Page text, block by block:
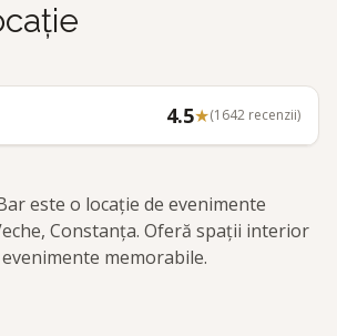
4.5★(1642 recenzii)
este o locație de evenimente
Constanța. Oferă spații interior
memorabile.